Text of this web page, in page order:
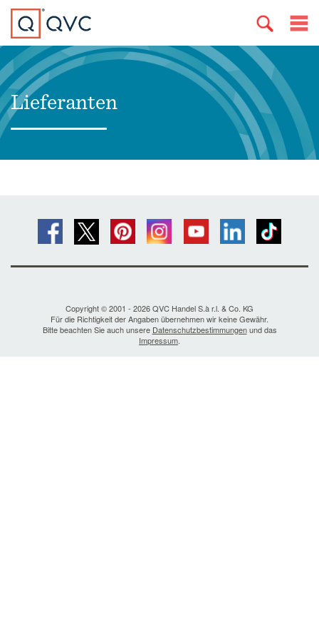
Lieferanten
Copyright © 2001 - 2026 QVC Handel S.à r.l. & Co. KG
Für die Richtigkeit der Angaben übernehmen wir keine Gewähr.
Bitte beachten Sie auch unsere Datenschutzbestimmungenund das
Impressum.